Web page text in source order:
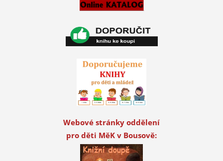
Webové stránky oddělení
pro děti MěK v Bousově: